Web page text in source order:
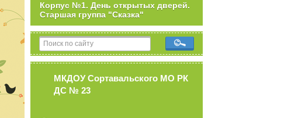
Корпус №1. День открытых дверей.
Старшая группа "Сказка"
МКДОУ Сортавальского МО РК
ДС № 23